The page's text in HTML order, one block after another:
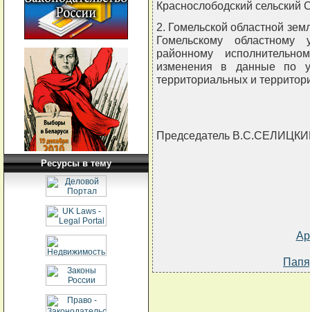
Ресурсы в тему
Краснослободский сельский
2. Гомельской областной
Гомельскому областному
районному
изменения в данные по
территориальных и
Председатель